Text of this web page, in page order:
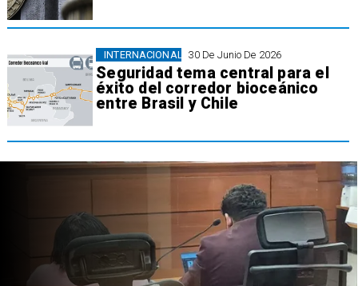
30 De Junio De 2026
Seguridad tema central para el
éxito del corredor bioceánico
entre Brasil y Chile
INTERNACIONAL